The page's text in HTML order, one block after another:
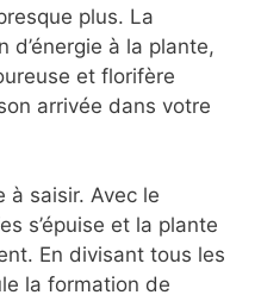
plus. La
d’énergie à la plante,
et florifère
arrivée dans votre
à saisir. Avec le
s’épuise et la plante
En divisant tous les
la formation de